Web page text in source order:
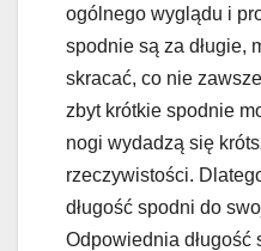
ogólnego wyglądu i
spodnie są za długie,
skracać, co nie
zbyt krótkie spodnie
nogi wydadzą się
rzeczywistości.
długość spodni do
Odpowiednia długość